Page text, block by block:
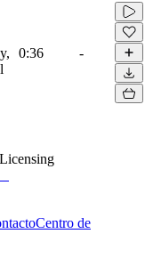
0:36 -
Centro de